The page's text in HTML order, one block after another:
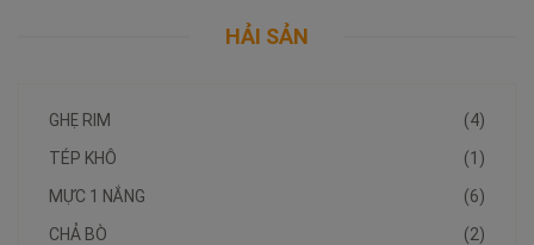
HẢI SẢN
(4)
GHẸ RIM
(1)
TÉP KHÔ
(6)
MỰC 1 NẮNG
(2)
CHẢ BÒ